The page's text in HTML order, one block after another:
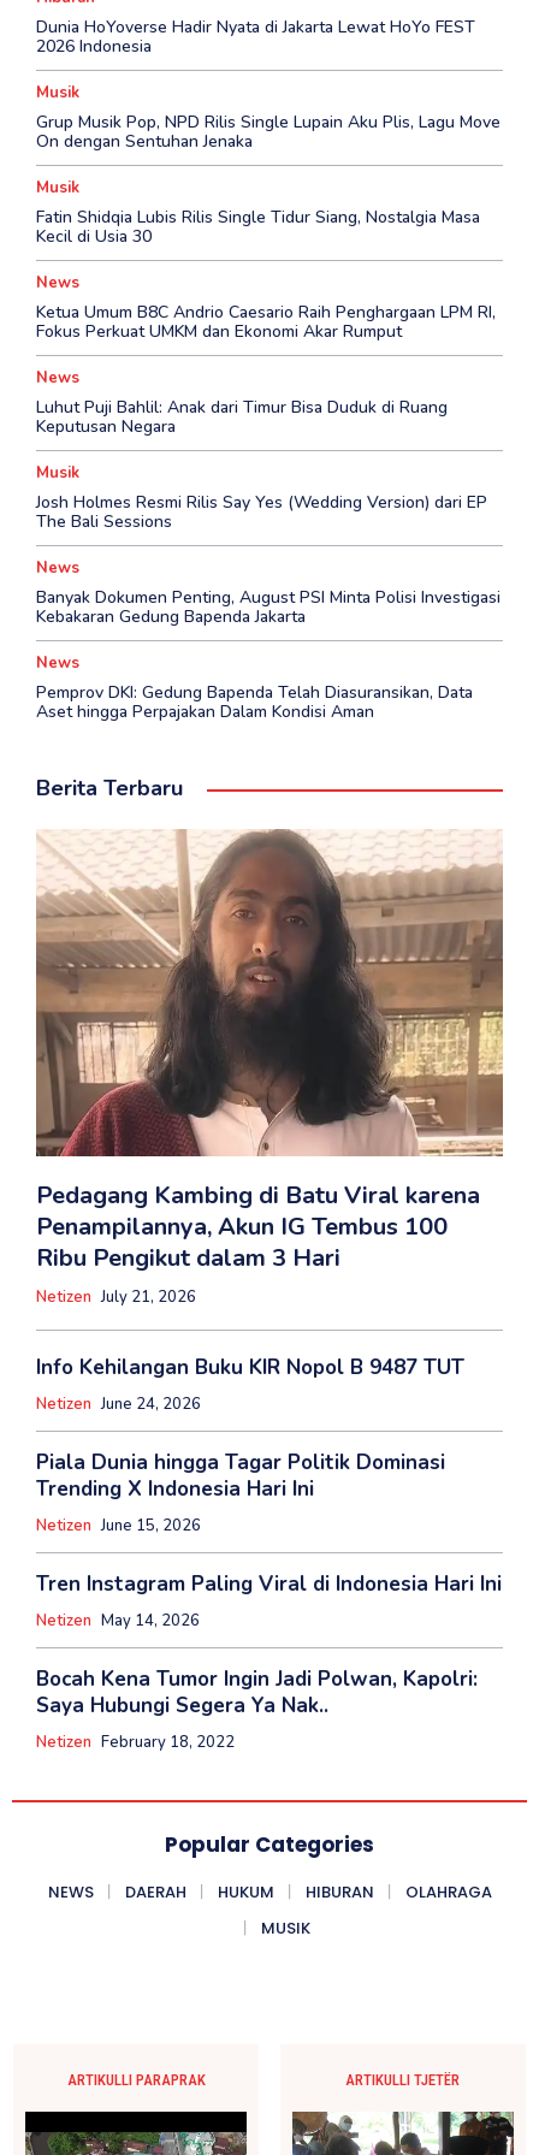
Dunia HoYoverse Hadir Nyata di Jakarta Lewat HoYo FEST
2026 Indonesia
Musik
Grup Musik Pop, NPD Rilis Single Lupain Aku Plis, Lagu Move
On dengan Sentuhan Jenaka
Musik
Fatin Shidqia Lubis Rilis Single Tidur Siang, Nostalgia Masa
Kecil di Usia 30
News
Ketua Umum B8C Andrio Caesario Raih Penghargaan LPM RI,
Fokus Perkuat UMKM dan Ekonomi Akar Rumput
News
Luhut Puji Bahlil: Anak dari Timur Bisa Duduk di Ruang
Keputusan Negara
Musik
Josh Holmes Resmi Rilis Say Yes (Wedding Version) dari EP
The Bali Sessions
News
Banyak Dokumen Penting, August PSI Minta Polisi Investigasi
Kebakaran Gedung Bapenda Jakarta
News
Pemprov DKI: Gedung Bapenda Telah Diasuransikan, Data
Aset hingga Perpajakan Dalam Kondisi Aman
Berita Terbaru
Pedagang Kambing di Batu Viral karena
Penampilannya, Akun IG Tembus 100
Ribu Pengikut dalam 3 Hari
Netizen July 21, 2026
Info Kehilangan Buku KIR Nopol B 9487 TUT
Netizen June 24, 2026
Piala Dunia hingga Tagar Politik Dominasi
Trending X Indonesia Hari Ini
Netizen June 15, 2026
Tren Instagram Paling Viral di Indonesia Hari Ini
Netizen May 14, 2026
Bocah Kena Tumor Ingin Jadi Polwan, Kapolri:
Saya Hubungi Segera Ya Nak..
Netizen February 18, 2022
Popular Categories
NEWS DAERAH HUKUM HIBURAN
OLAHRAGA
MUSIK
ARTIKULLI PARAPRAK ARTIKULLI TJETËR